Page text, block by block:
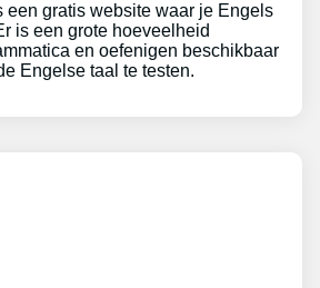
een gratis website waar je Engels
is een grote hoeveelheid
en oefenigen beschikbaar
Engelse taal te testen.